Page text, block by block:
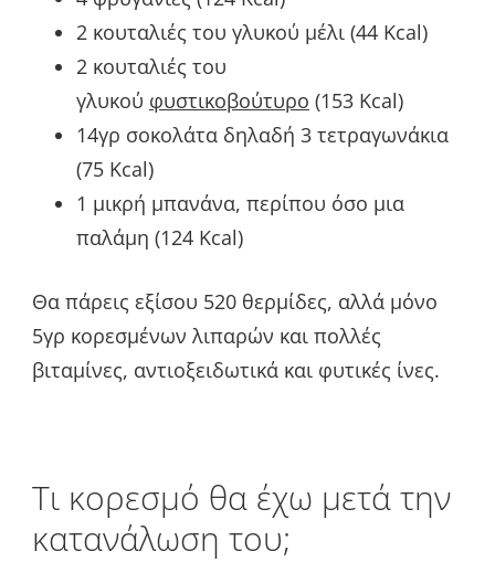
2 κουταλιές του γλυκού μέλι (44 Kcal)
2 κουταλιές του
γλυκού φυστικοβούτυρο (153 Kcal)
14γρ σοκολάτα δηλαδή 3 τετραγωνάκια
(75 Kcal)
1 μικρή μπανάνα, περίπου όσο μια
παλάμη (124 Κcal)
Θα πάρεις εξίσου 520 θερμίδες, αλλά μόνο
5γρ κορεσμένων λιπαρών και πολλές
βιταμίνες, αντιοξειδωτικά και φυτικές ίνες.
Τι κορεσμό θα έχω μετά την
κατανάλωση του;